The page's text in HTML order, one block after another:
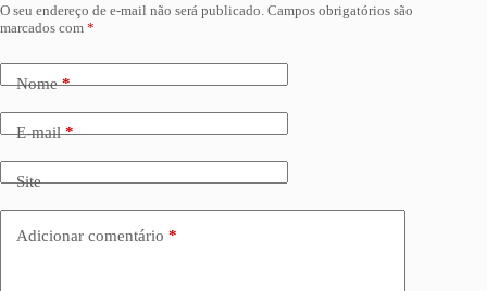
O seu endereço de e-mail não será publicado. Campos obrigatórios são
marcados com *
Nome*
E-mail*
Site
Adicionar comentário *